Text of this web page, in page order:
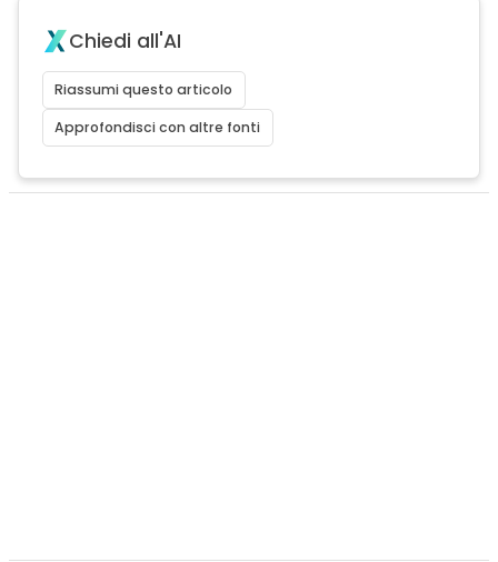
Chiedi all'AI
Riassumi questo articolo
Approfondisci con altre fonti